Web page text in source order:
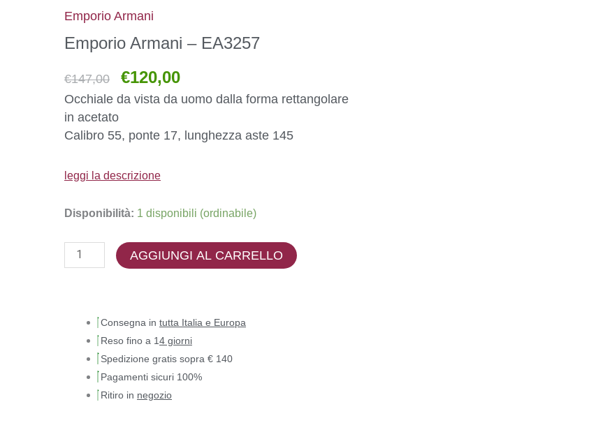
Emporio Armani
Emporio Armani – EA3257
€147,00 €120,00
Occhiale da vista da uomo dalla forma rettangolare
in acetato
Calibro 55, ponte 17, lunghezza aste 145
leggi la descrizione
Disponibilità: 1 disponibili (ordinabile)
AGGIUNGI AL CARRELLO
Consegna in tutta Italia e Europa
Reso fino a 14 giorni
Spedizione gratis sopra € 140
Pagamenti sicuri 100%
Ritiro in negozio